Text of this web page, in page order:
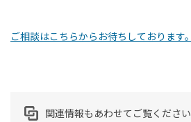
ご相談はこちらからお待ちしております。
関連情報もあわせてご覧ください